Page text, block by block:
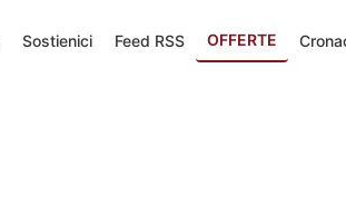
Sostienici Feed RSS OFFERTE